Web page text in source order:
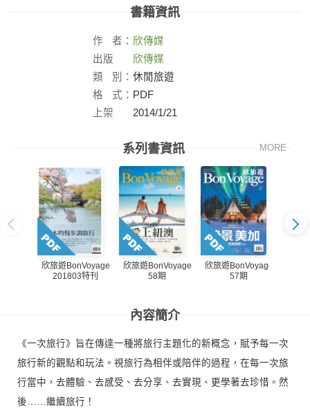
書籍資訊
作 者： 欣傳媒
出版
社：
欣傳媒
類
別： 休閒旅遊
格
式： PDF
上架
2014/1/21
系列書資訊 MORE
欣旅遊BonVoyage
201803特刊
欣旅遊BonVoyage
58期
欣旅遊BonVoyage
57期
內容簡介
《一次旅行》旨在傳達一種將旅行主題化的新概念，賦予每一次
旅行新的觀點和玩法。視旅行為相伴或陪伴的過程，在每一次旅
行當中，去體驗、去感受、去分享、去實現、更學著去珍惜。然
後……繼續旅行！